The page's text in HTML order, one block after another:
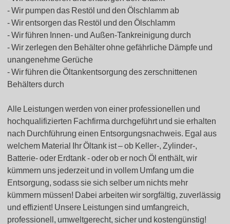
Wir pumpen das Restöl und den Ölschlamm ab
Wir entsorgen das Restöl und den Ölschlamm
Wir führen Innen- und Außen-Tankreinigung durch
Wir zerlegen den Behälter ohne gefährliche Dämpfe und
unangenehme Gerüche
Wir führen die Öltankentsorgung des zerschnittenen
Behälters durch
Alle Leistungen werden von einer professionellen und
hochqualifizierten Fachfirma durchgeführt und sie erhalten
nach Durchführung einen Entsorgungsnachweis. Egal aus
welchem Material Ihr Öltank ist – ob Keller-, Zylinder-,
Batterie- oder Erdtank - oder ob er noch Öl enthält, wir
kümmern uns jederzeit und in vollem Umfang um die
Entsorgung, sodass sie sich selber um nichts mehr
kümmern müssen! Dabei arbeiten wir sorgfältig, zuverlässig
und effizient! Unsere Leistungen sind umfangreich,
professionell, umweltgerecht, sicher und kostengünstig!